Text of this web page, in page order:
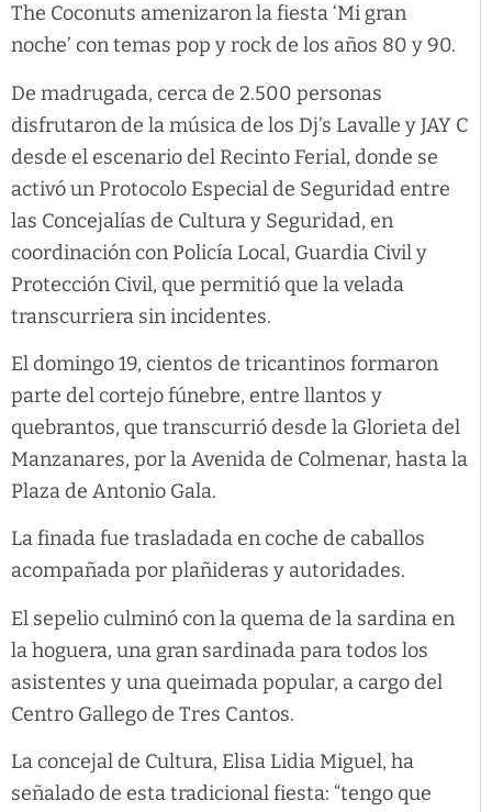
The Coconuts amenizaron la fiesta ‘Mi gran
noche’ con temas pop y rock de los años 80 y 90.
De madrugada, cerca de 2.500 personas
disfrutaron de la música de los Dj’s Lavalle y JAY C
desde el escenario del Recinto Ferial, donde se
activó un Protocolo Especial de Seguridad entre
las Concejalías de Cultura y Seguridad, en
coordinación con Policía Local, Guardia Civil y
Protección Civil, que permitió que la velada
transcurriera sin incidentes.
El domingo 19, cientos de tricantinos formaron
parte del cortejo fúnebre, entre llantos y
quebrantos, que transcurrió desde la Glorieta del
Manzanares, por la Avenida de Colmenar, hasta la
Plaza de Antonio Gala.
La finada fue trasladada en coche de caballos
acompañada por plañideras y autoridades.
El sepelio culminó con la quema de la sardina en
la hoguera, una gran sardinada para todos los
asistentes y una queimada popular, a cargo del
Centro Gallego de Tres Cantos.
La concejal de Cultura, Elisa Lidia Miguel, ha
señalado de esta tradicional fiesta: “tengo que